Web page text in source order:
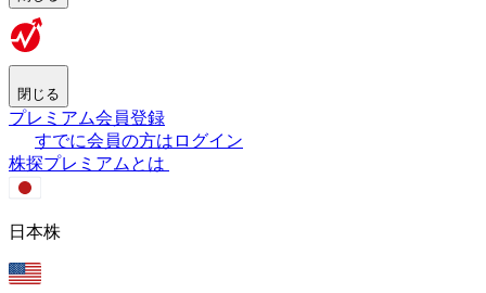
閉じる
プレミアム会員登録
すでに会員の方はログイン
株探プレミアムとは
日本株